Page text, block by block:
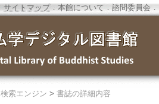
サイトマップ．本館について ． 諮問委員会 ．
検索エンジン > 書誌の詳細内容